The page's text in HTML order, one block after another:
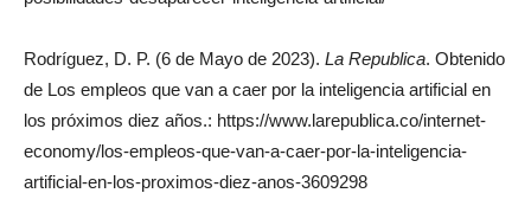
Rodríguez, D. P. (6 de Mayo de 2023). La Republica. Obtenido
de Los empleos que van a caer por la inteligencia artificial en
los próximos diez años.: https://www.larepublica.co/internet-
economy/los-empleos-que-van-a-caer-por-la-inteligencia-
artificial-en-los-proximos-diez-anos-3609298